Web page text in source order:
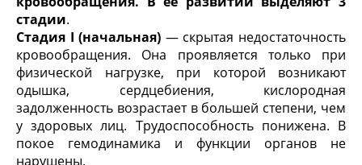
стадии.
Стадия I (начальная) — скрытая недостаточность
кровообращения. Она проявляется только при
физической нагрузке, при которой возникают
одышка, сердцебиения, кислородная
задолженность возрастает в большей степени, чем
у здоровых лиц. Трудоспособность понижена. В
покое гемодинамика и функции органов не
нарушены.